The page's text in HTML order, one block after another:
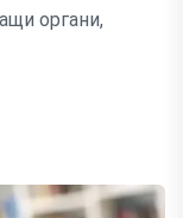
органи,